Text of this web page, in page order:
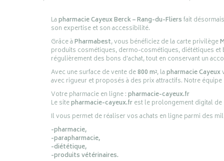
Lapharmacie Cayeux Berck – Rang-du-Fliersfait
son expertise et son accessibilité.
Grâce àPharmabest, vous bénéficiez de la carte privilège
produits cosmétiques, dermo-cosmétiques, diététiques
régulièrement des bons d’achat, tout en conservant un
Avec une surface de vente de800 m², lapharmacie Cayeux
avec rigueur et proposés à des prix attractifs. Notre
Votre pharmacie en ligne :pharmacie-cayeux.fr
Le sitepharmacie-cayeux.frest le prolongement digital de
Il vous permet de réaliser vos achats en ligne parmi des
-pharmacie,
-parapharmacie,
-diététique,
-produits vétérinaires.